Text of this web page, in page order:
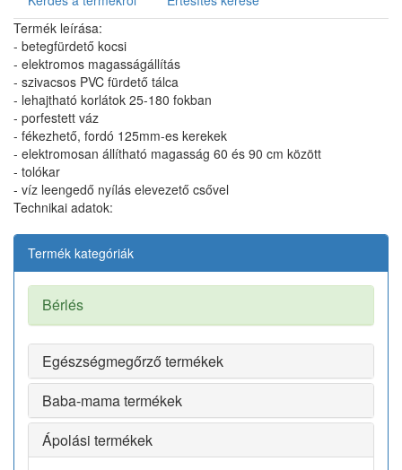
Termék leírása:
- betegfürdető kocsi
- elektromos magasságállítás
- szivacsos PVC fürdető tálca
- lehajtható korlátok 25-180 fokban
- porfestett váz
- fékezhető, fordó 125mm-es kerekek
- elektromosan állítható magasság 60 és 90 cm között
- tolókar
- víz leengedő nyílás elevezető csővel
Technikai adatok:
Termék kategóriák
Bérlés
Egészségmegőrző termékek
Baba-mama termékek
Ápolási termékek